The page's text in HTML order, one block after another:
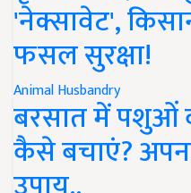
'नेक्सावेट',
फसल सुरक्षा!
Animal Husbandry
बरसात में पशुओं
कैसे बचाएं?